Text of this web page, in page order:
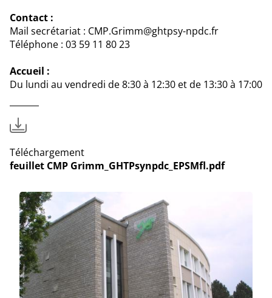
Contact :
Mail secrétariat : CMP.Grimm@ghtpsy-npdc.fr
Téléphone : 03 59 11 80 23
Accueil :
Du lundi au vendredi de 8:30 à 12:30 et de 13:30 à 17:00
Téléchargement
feuillet CMP Grimm_GHTPsynpdc_EPSMfl.pdf